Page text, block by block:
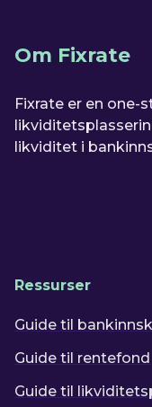
Om Fixrate
Fixrate er en one-
likviditet i
Ressurser
Guide til
Guide til rentefond
Guide til